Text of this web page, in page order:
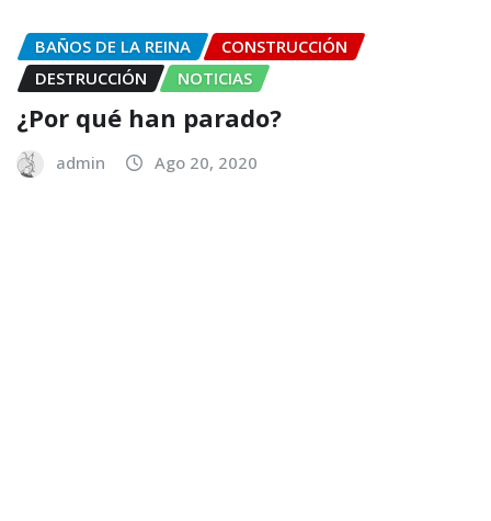
BAÑOS DE LA REINA
CONSTRUCCIÓN
DESTRUCCIÓN
NOTICIAS
¿Por qué han parado?
admin Ago 20, 2020